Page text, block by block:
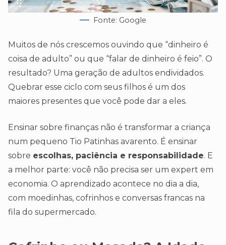
Fonte: Google
Muitos de nós crescemos ouvindo que “dinheiro é
coisa de adulto” ou que “falar de dinheiro é feio”. O
resultado? Uma geração de adultos endividados.
Quebrar esse ciclo com seus filhos é um dos
maiores presentes que você pode dar a eles.
Ensinar sobre finanças não é transformar a criança
num pequeno Tio Patinhas avarento. É ensinar
sobre escolhas, paciência e responsabilidade. E
a melhor parte: você não precisa ser um expert em
economia. O aprendizado acontece no dia a dia,
com moedinhas, cofrinhos e conversas francas na
fila do supermercado.